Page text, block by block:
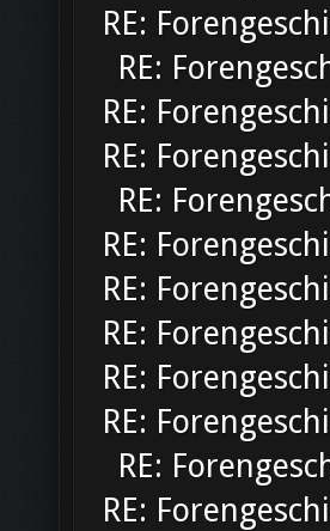
RE:
RE:
RE:
RE:
RE:
RE:
RE:
RE:
RE:
RE:
RE:
RE: